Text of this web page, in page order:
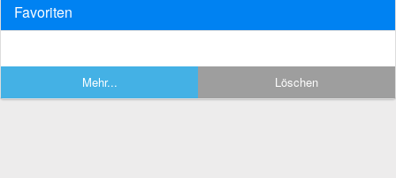
Favoriten
Mehr... Löschen